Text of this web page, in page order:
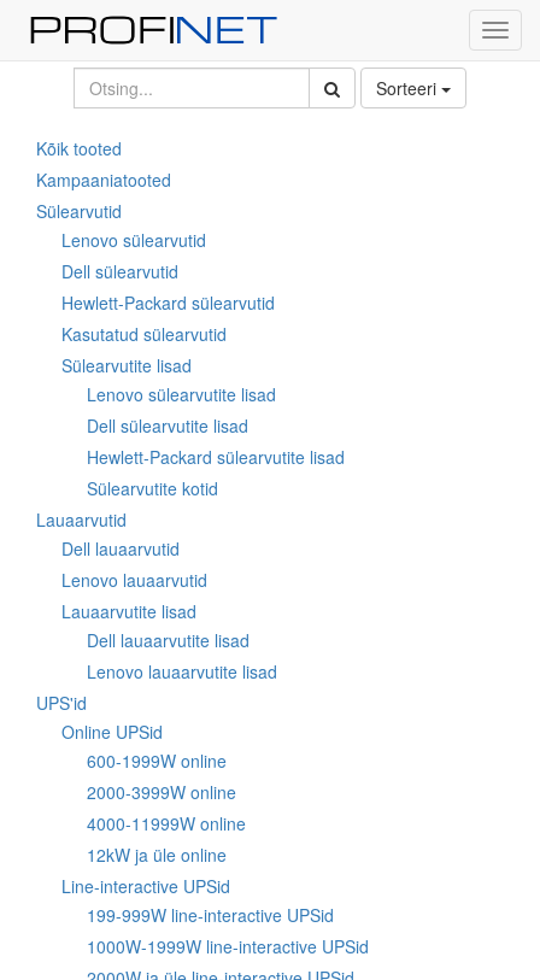
Sorteeri
Kõik tooted
Kampaaniatooted
Sülearvutid
Lenovo sülearvutid
Dell sülearvutid
Hewlett-Packard sülearvutid
Kasutatud sülearvutid
Sülearvutite lisad
Lenovo sülearvutite lisad
Dell sülearvutite lisad
Hewlett-Packard sülearvutite lisad
Sülearvutite kotid
Lauaarvutid
Dell lauaarvutid
Lenovo lauaarvutid
Lauaarvutite lisad
Dell lauaarvutite lisad
Lenovo lauaarvutite lisad
UPS'id
Online UPSid
600-1999W online
2000-3999W online
4000-11999W online
12kW ja üle online
Line-interactive UPSid
199-999W line-interactive UPSid
1000W-1999W line-interactive UPSid